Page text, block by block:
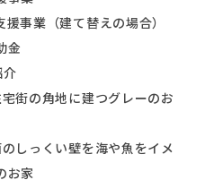
事業（建て替えの場合）
金
介
街の角地に建つグレーのお
しっくい壁を海や魚をイメ
お家